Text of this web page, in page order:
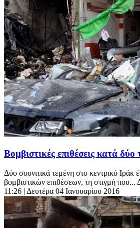
Βομβιστικές επιθέσεις κατά
Δύο σουνιτικά τεμένη στο κεντρικό Ιράκ
βομβιστικών επιθέσεων, τη στιγμή
11:26 | Δευτέρα 04 Ιανουαρίου 2016